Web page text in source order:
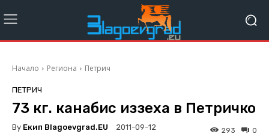
Начало Региона Петрич
ПЕТРИЧ
73 кг. канабис иззеха в Петричко
By Екип Blagoevgrad.EU 2011-09-12 0
293